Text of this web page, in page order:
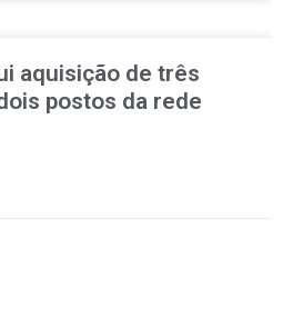
aquisição de três
postos da rede